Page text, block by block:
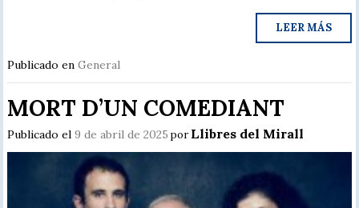
LEER MÁS
Publicado enGeneral
MORT D’UN COMEDIANT
Publicado el9 de abril de 2025 porLlibres del Mirall